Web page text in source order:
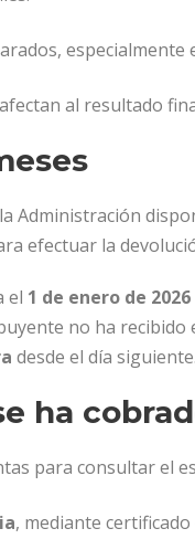
al resultado
Administración
efectuar la
el 1 de enero de 2026
no ha recibido
desde el día siguiente.
ha
para consultar el
, mediante